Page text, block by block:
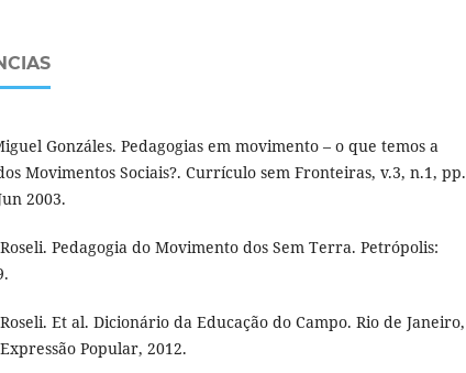
Gonzáles. Pedagogias em movimento – o que temos a
Movimentos Sociais?. Currículo sem Fronteiras, v.3, n.1, pp.
2003.
Pedagogia do Movimento dos Sem Terra. Petrópolis:
Et al. Dicionário da Educação do Campo. Rio de Janeiro,
Popular, 2012.